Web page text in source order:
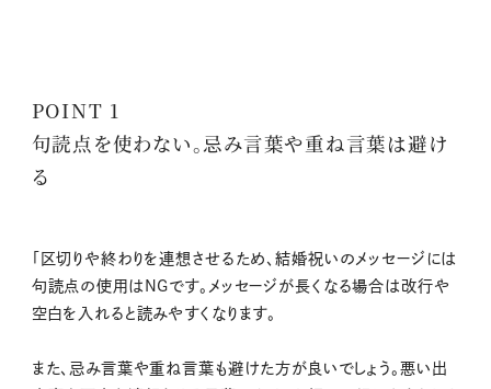
POINT 1
句読点を使わない。忌み言葉や重ね言葉は避け
る
「区切りや終わりを連想させるため、結婚祝いのメッセージには
句読点の使用はNGです。メッセージが長くなる場合は改行や
空白を入れると読みやすくなります。
また、忌み言葉や重ね言葉も避けた方が良いでしょう。悪い出